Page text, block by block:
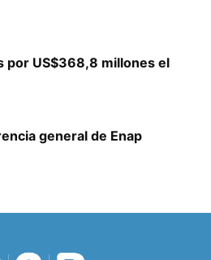
por US$368,8 millones el
general de Enap